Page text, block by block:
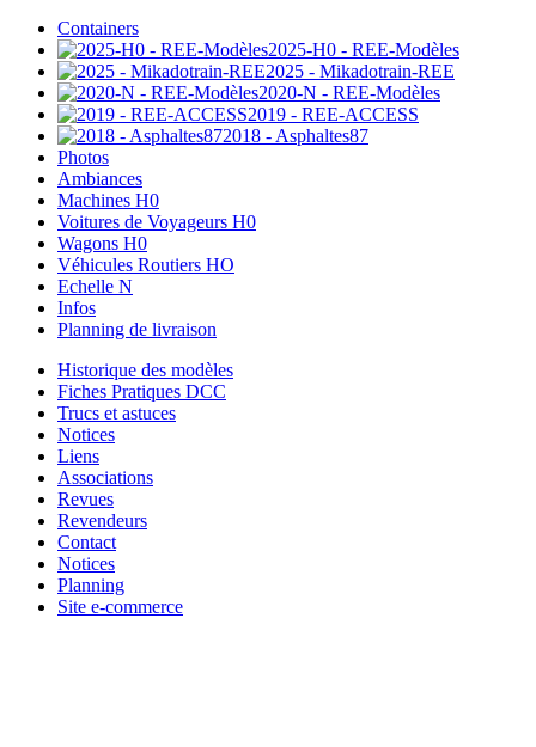
Containers
2025-H0 - REE-Modèles
2025 - Mikadotrain-REE
2020-N - REE-Modèles
2019 - REE-ACCESS
2018 - Asphaltes87
Photos
Ambiances
Machines H0
Voitures de Voyageurs H0
Wagons H0
Véhicules Routiers HO
Echelle N
Infos
Planning de livraison
Historique des modèles
Fiches Pratiques DCC
Trucs et astuces
Notices
Liens
Associations
Revues
Revendeurs
Contact
Notices
Planning
Site e-commerce